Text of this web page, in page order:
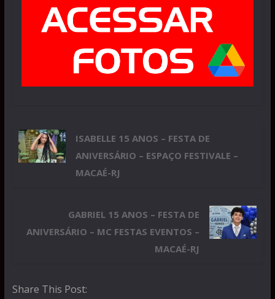
ISABELLE 15 ANOS – FESTA DE
ANIVERSÁRIO – ESPAÇO FESTIVALE –
MACAÉ-RJ
GABRIEL 15 ANOS – FESTA DE
ANIVERSÁRIO – MC FESTAS EVENTOS –
MACAÉ-RJ
Share This Post: